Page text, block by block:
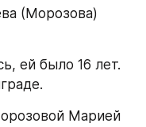
(Морозова)
ей было 16 лет.
Марией